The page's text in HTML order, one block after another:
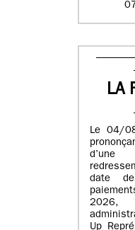
LA
Le 04/
d’une
date
Up